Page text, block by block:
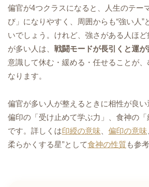
偏官が4つクラスになると、人生のテー
び」になりやすく、周囲からも“強い人”
いでしょう。けれど、強さがある人ほ
が多い人は、 戦闘モードが長引くと運
意識して休む・緩める・任せることが
なります。
偏官が多い人が整えるときに相性が良
偏印の「受け止めて学ぶ力」、食神の「
です。詳しくは印綬の意味 偏印の意味
柔らかくする星”として食神の性質も参